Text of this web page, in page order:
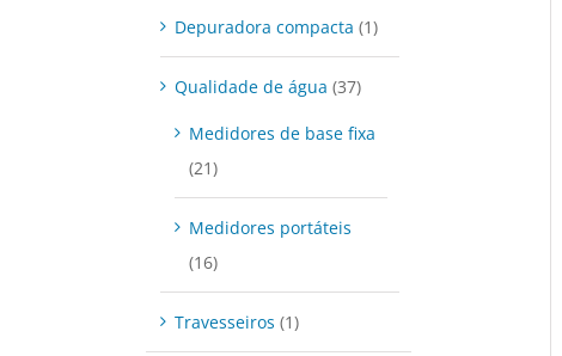
Depuradora compacta (1)
Qualidade de água (37)
Medidores de base fixa
(21)
Medidores portáteis
(16)
Travesseiros (1)